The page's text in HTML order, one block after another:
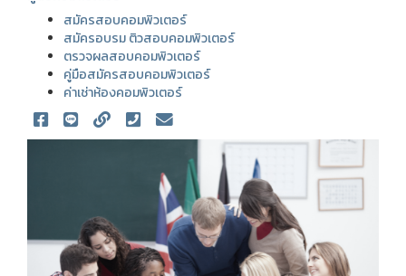
สมัครสอบคอมพิวเตอร์
สมัครอบรม ติวสอบคอมพิวเตอร์
ตรวจผลสอบคอมพิวเตอร์
คู่มือสมัครสอบคอมพิวเตอร์
ค่าเช่าห้องคอมพิวเตอร์